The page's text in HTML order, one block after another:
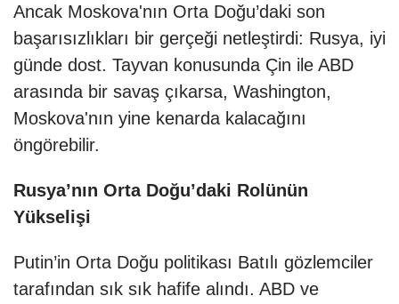
Ancak Moskova'nın Orta Doğu’daki son
başarısızlıkları bir gerçeği netleştirdi: Rusya, iyi
günde dost. Tayvan konusunda Çin ile ABD
arasında bir savaş çıkarsa, Washington,
Moskova'nın yine kenarda kalacağını
öngörebilir.
Rusya’nın Orta Doğu’daki Rolünün
Yükselişi
Putin’in Orta Doğu politikası Batılı gözlemciler
tarafından sık sık hafife alındı. ABD ve